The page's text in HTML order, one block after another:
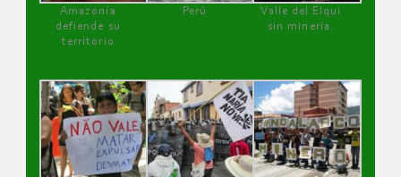
Amazonía
defiende su
territorio
Perú
Valle del Elqui
sin minería.